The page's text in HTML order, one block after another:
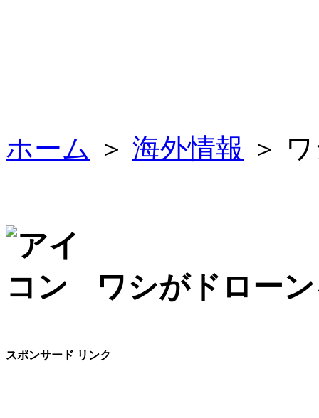
ホーム ＞ 海外情報 ＞
ワシがドロー
スポンサード リンク